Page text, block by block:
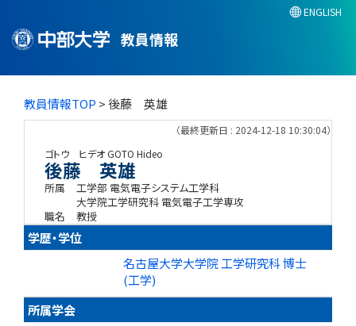
教員情報
ENGLISH
教員情報TOP > 後藤 英雄
（最終更新日 : 2024-12-18 10:30:04）
ゴトウ ヒデオGOTO Hideo
後藤 英雄
所属
工学部 電気電子システム工学科
大学院工学研究科 電気電子工学専攻
職名
教授
学歴・学位
名古屋大学大学院 工学研究科 博士
(工学)
所属学会